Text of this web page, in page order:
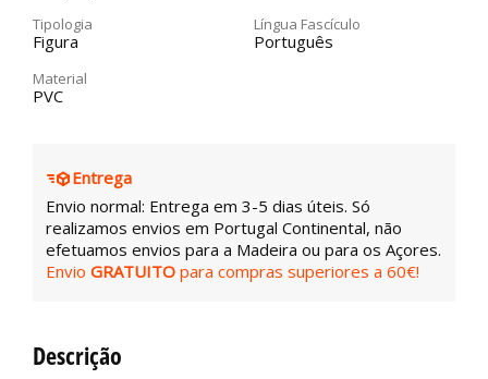
Tipologia
Figura
Língua Fascículo
Português
Material
PVC
Entrega
Envio normal: Entrega em 3-5 dias úteis. Só
realizamos envios em Portugal Continental, não
efetuamos envios para a Madeira ou para os Açores.
Envio GRATUITO para compras superiores a 60€!
Descrição